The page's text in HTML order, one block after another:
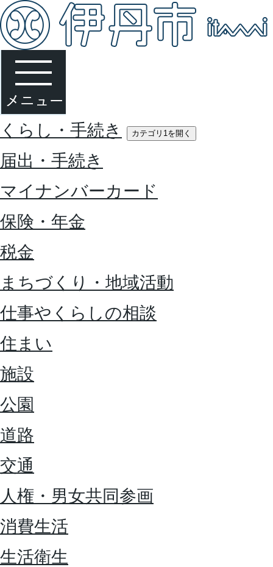
くらし・手続き カテゴリ1を開く
届出・手続き
マイナンバーカード
保険・年金
税金
まちづくり・地域活動
仕事やくらしの相談
住まい
施設
公園
道路
交通
人権・男女共同参画
消費生活
生活衛生